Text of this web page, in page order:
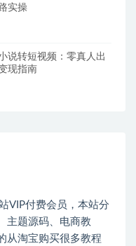
实操
说转短视频：零真人出
现指南
VIP付费会员，本站分
主题源码、电商教
从淘宝购买很多教程